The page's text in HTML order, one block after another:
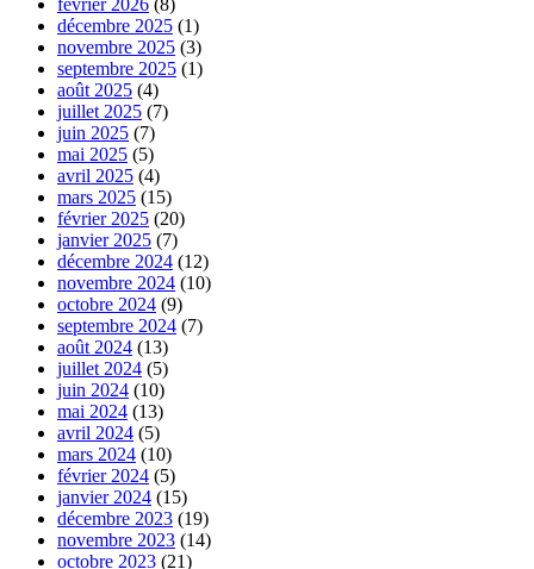
février 2026 (8)
décembre 2025 (1)
novembre 2025 (3)
septembre 2025 (1)
août 2025 (4)
juillet 2025 (7)
juin 2025 (7)
mai 2025 (5)
avril 2025 (4)
mars 2025 (15)
février 2025 (20)
janvier 2025 (7)
décembre 2024 (12)
novembre 2024 (10)
octobre 2024 (9)
septembre 2024 (7)
août 2024 (13)
juillet 2024 (5)
juin 2024 (10)
mai 2024 (13)
avril 2024 (5)
mars 2024 (10)
février 2024 (5)
janvier 2024 (15)
décembre 2023 (19)
novembre 2023 (14)
octobre 2023 (21)